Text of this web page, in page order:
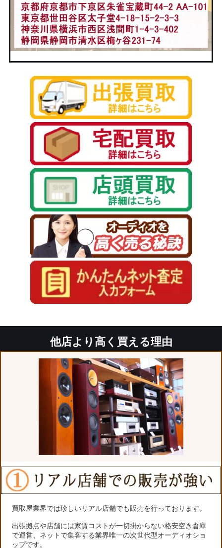
他店より高く買える理由
買取屋業界では珍しいリアル店舗でも販売を行っております。
出張拠点や店舗には家賃コストが一切掛からない格安空き倉庫
で運営、ネットで集客する業界唯一の次世代型オーディオショ
ップです。